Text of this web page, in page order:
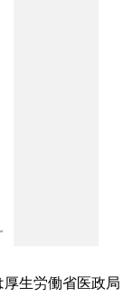
生労働省医政局